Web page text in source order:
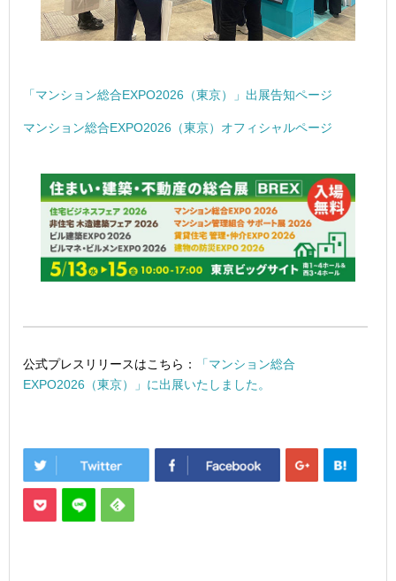
「マンション総合EXPO2026（東京）」出展告知ページ
マンション総合EXPO2026（東京）オフィシャルページ
公式プレスリリースはこちら：
「マンション総合
EXPO2026（東京）」に出展いたしました。